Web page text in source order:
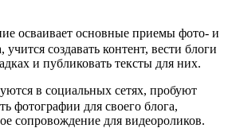
осваивает основные приемы фото- и
создавать контент, вести блоги
и публиковать тексты для них.
в социальных сетях, пробуют
фотографии для своего блога,
сопровождение для видеороликов.